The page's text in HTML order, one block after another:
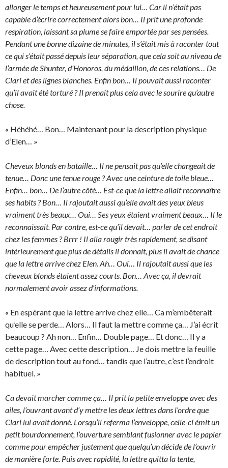
allonger le temps et heureusement pour lui… Car il n’était pas
capable d’écrire correctement alors bon… Il prit une profonde
respiration, laissant sa plume se faire emportée par ses pensées.
Pendant une bonne dizaine de minutes, il s’était mis à raconter tout
ce qui s’était passé depuis leur séparation, que cela soit au niveau de
l’armée de Shunter, d’Honoros, du médaillon, de ces relations… De
Clari et des lignes blanches. Enfin bon… Il pouvait aussi raconter
qu’il avait été torturé ? Il prenait plus cela avec le sourire qu’autre
chose.
« Héhéhé… Bon… Maintenant pour la description physique
d’Elen… »
Cheveux blonds en bataille… Il ne pensait pas qu’elle changeait de
tenue… Donc une tenue rouge ? Avec une ceinture de toile bleue…
Enfin… bon… De l’autre côté… Est-ce que la lettre allait reconnaître
ses habits ? Bon… Il rajoutait aussi qu’elle avait des yeux bleus
vraiment très beaux… Oui… Ses yeux étaient vraiment beaux… Il le
reconnaissait. Par contre, est-ce qu’il devait… parler de cet endroit
chez les femmes ? Brrr ! Il alla rougir très rapidement, se disant
intérieurement que plus de détails il donnait, plus il avait de chance
que la lettre arrive chez Elen.Ah… Oui… Il rajoutait aussi que les
cheveux blonds étaient assez courts. Bon… Avec ça, il devrait
normalement avoir assez d’informations.
« En espérant que la lettre arrive chez elle… Ca m’embêterait
qu’elle se perde… Alors… Il faut la mettre comme ça… J’ai écrit
beaucoup ? Ah non… Enfin… Double page… Et donc… Il y a
cette page… Avec cette description… Je dois mettre la feuille
de description tout au fond… tandis que l’autre, c’est l’endroit
habituel. »
Ca devait marcher comme ça… Il prit la petite enveloppe avec des
ailes, l’ouvrant avant d’y mettre les deux lettres dans l’ordre que
Clari lui avait donné. Lorsqu’il referma l’enveloppe, celle-ci émit un
petit bourdonnement, l’ouverture semblant fusionner avec le papier
comme pour empêcher justement que quelqu’un décide de l’ouvrir
de manière forte. Puis avec rapidité, la lettre quitta la tente,